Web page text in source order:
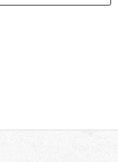
information här!